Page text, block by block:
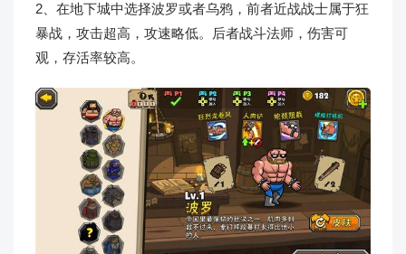
2、在地下城中选择波罗或者乌鸦，前者近战战士属于狂
暴战，攻击超高，攻速略低。后者战斗法师，伤害可
观，存活率较高。